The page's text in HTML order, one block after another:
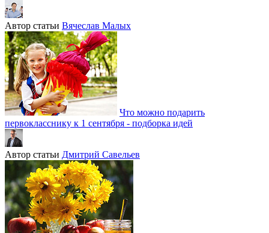
Автор статьи Вячеслав Малых
Что можно подарить
первокласснику к 1 сентября - подборка идей
Автор статьи Дмитрий Савельев